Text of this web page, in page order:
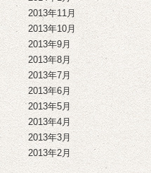
2013年11月
2013年10月
2013年9月
2013年8月
2013年7月
2013年6月
2013年5月
2013年4月
2013年3月
2013年2月